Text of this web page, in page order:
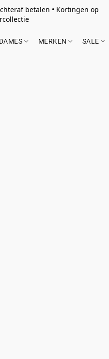
betalen • Kortingen op
DAMES MERKEN SALE